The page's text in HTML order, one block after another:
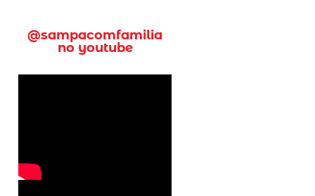
@sampacomfamilia
no youtube